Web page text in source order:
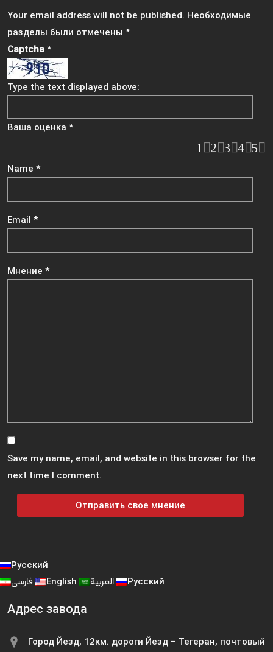
Your email address will not be published. Необходимые
разделы были отмечены *
Мнение *
Name *
Email *
Save my name, email, and website in this browser for the
next time I comment.
Captcha *
Type the text displayed above:
Ваша оценка *
5
4
3
2
1
Русский
English Русский
Адрес завода
Город Йезд, 12км. дороги Йезд – Тегеран, почтовый